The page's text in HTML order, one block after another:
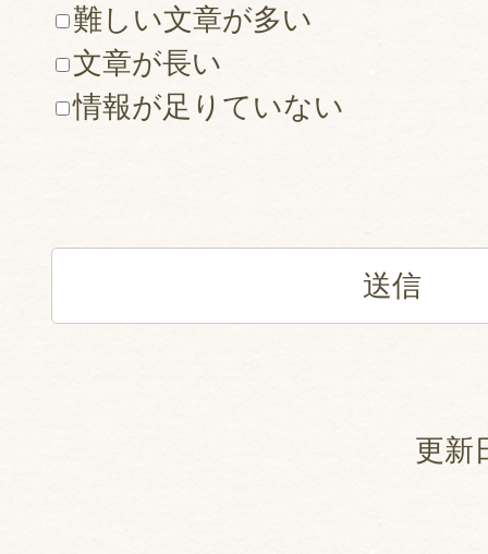
難しい文章が多い
文章が長い
情報が足りていない
更新